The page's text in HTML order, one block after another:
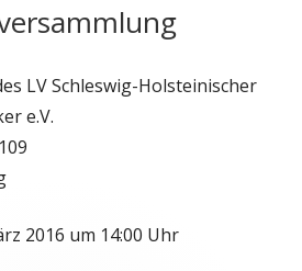
LV Schleswig-Holsteinischer
e.V.
2016 um 14:00 Uhr